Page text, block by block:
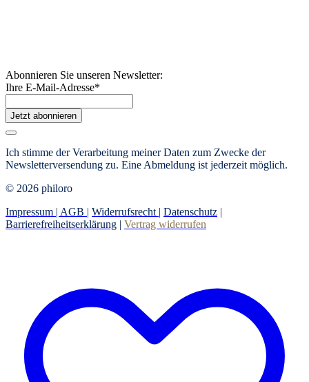
Abonnieren Sie unseren Newsletter:
Ihre E-Mail-Adresse*
Jetzt abonnieren
Ich stimme der Verarbeitung meiner Daten zum Zwecke der
Newsletterversendung zu. Eine Abmeldung ist jederzeit möglich.
© 2026 philoro
Impressum | AGB | Widerrufsrecht | Datenschutz |
Barrierefreiheitserklärung | Vertrag widerrufen